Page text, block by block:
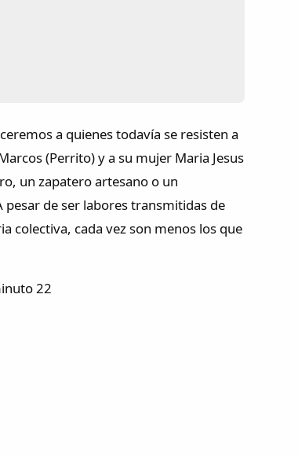
a quienes todavía se resisten a
(Perrito) y a su mujer Maria Jesus
un zapatero artesano o un
de ser labores transmitidas de
colectiva, cada vez son menos los que
22